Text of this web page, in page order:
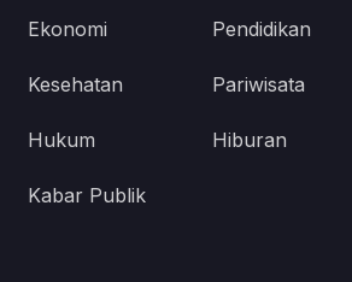
Ekonomi Pendidikan
Kesehatan Pariwisata
Hukum Hiburan
Kabar Publik